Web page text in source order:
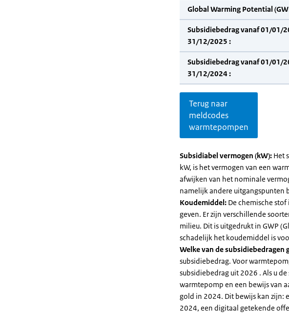
Global Warming Potential
Subsidiebedrag vanaf 01/01/
31/12/2025 :
Subsidiebedrag vanaf 01/01/
31/12/2024 :
Terug naar
meldcodes
warmtepompen
Subsidiabel vermogen (kW): Het
kW, is het vermogen van een
afwijken van het nominale
namelijk andere uitgangspunten
Koudemiddel: De chemische
geven. Er zijn verschillende
milieu. Dit is uitgedrukt in GWP
schadelijk het koudemiddel is
Welke van de subsidiebedragen
subsidiebedrag. Voor
subsidiebedrag uit 2026 . Als u
warmtepomp en een bewijs van
gold in 2024. Dit bewijs kan zijn:
2024, een digitaal getekende